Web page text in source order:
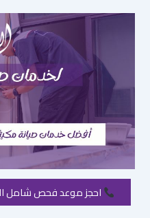
احجز موعد فحص شامل